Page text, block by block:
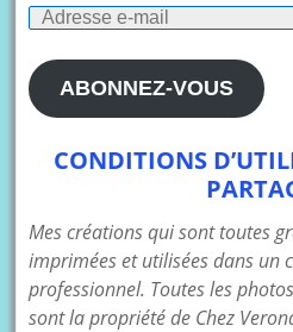
Adresse
mail
ABONNEZ-VOUS
CONDITIONS
Mes créations qui sont toutes
imprimées et utilisées dans un
professionnel. Toutes les
sont la propriété de Chez